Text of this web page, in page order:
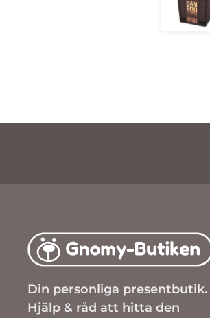
Din personliga presentbutik.
Hjälp & råd att hitta den